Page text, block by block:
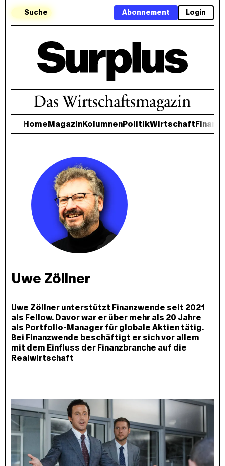
Suche Login
Abonnement
Das Wirtschaftsmagazin
Home MagazinKolumnenPolitikWirtschaft
Uwe Zöllner
Uwe Zöllner unterstützt Finanzwende seit 2021
als Fellow. Davor war er über mehr als 20 Jahre
als Portfolio-Manager für globale Aktien tätig.
Bei Finanzwende beschäftigt er sich vor allem
mit dem Einfluss der Finanzbranche auf die
Realwirtschaft